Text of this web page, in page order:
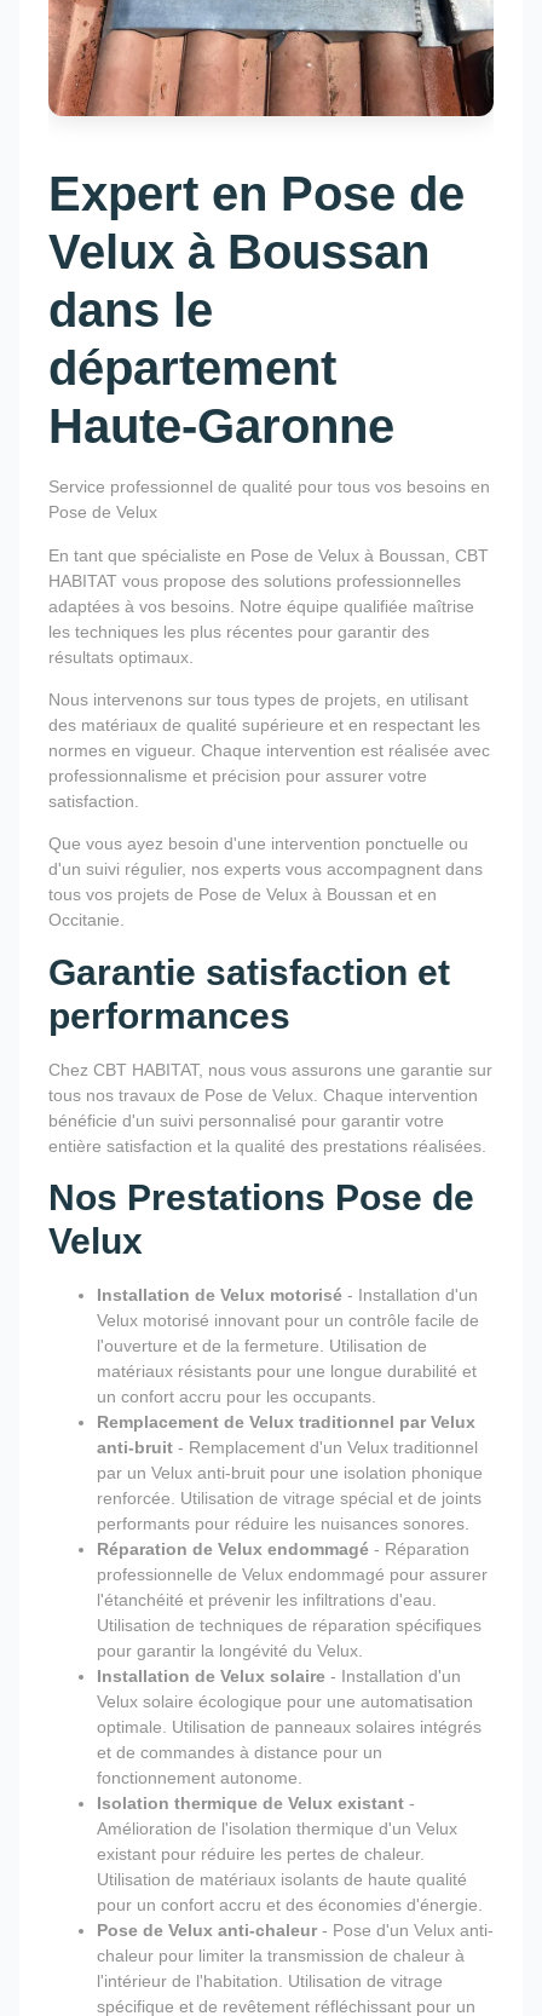
Expert en Pose de
Velux à Boussan
dans le
département
Haute-Garonne
Service professionnel de qualité pour tous vos besoins en
Pose de Velux
En tant que spécialiste en Pose de Velux à Boussan, CBT
HABITAT vous propose des solutions professionnelles
adaptées à vos besoins. Notre équipe qualifiée maîtrise
les techniques les plus récentes pour garantir des
résultats optimaux.
Nous intervenons sur tous types de projets, en utilisant
des matériaux de qualité supérieure et en respectant les
normes en vigueur. Chaque intervention est réalisée avec
professionnalisme et précision pour assurer votre
satisfaction.
Que vous ayez besoin d'une intervention ponctuelle ou
d'un suivi régulier, nos experts vous accompagnent dans
tous vos projets de Pose de Velux à Boussan et en
Occitanie.
Garantie satisfaction et
performances
Chez CBT HABITAT, nous vous assurons une garantie sur
tous nos travaux de Pose de Velux. Chaque intervention
bénéficie d'un suivi personnalisé pour garantir votre
entière satisfaction et la qualité des prestations réalisées.
Nos Prestations Pose de
Velux
Installation de Velux motorisé - Installation d'un
Velux motorisé innovant pour un contrôle facile de
l'ouverture et de la fermeture. Utilisation de
matériaux résistants pour une longue durabilité et
un confort accru pour les occupants.
Remplacement de Velux traditionnel par Velux
anti-bruit - Remplacement d'un Velux traditionnel
par un Velux anti-bruit pour une isolation phonique
renforcée. Utilisation de vitrage spécial et de joints
performants pour réduire les nuisances sonores.
Réparation de Velux endommagé - Réparation
professionnelle de Velux endommagé pour assurer
l'étanchéité et prévenir les infiltrations d'eau.
Utilisation de techniques de réparation spécifiques
pour garantir la longévité du Velux.
Installation de Velux solaire - Installation d'un
Velux solaire écologique pour une automatisation
optimale. Utilisation de panneaux solaires intégrés
et de commandes à distance pour un
fonctionnement autonome.
Isolation thermique de Velux existant -
Amélioration de l'isolation thermique d'un Velux
existant pour réduire les pertes de chaleur.
Utilisation de matériaux isolants de haute qualité
pour un confort accru et des économies d'énergie.
Pose de Velux anti-chaleur- Pose d'un Velux anti-
chaleur pour limiter la transmission de chaleur à
l'intérieur de l'habitation. Utilisation de vitrage
spécifique et de revêtement réfléchissant pour un